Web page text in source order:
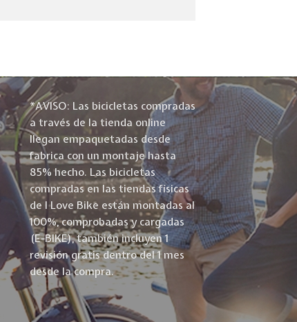
*AVISO: Las bicicletas compradas
a través de la tienda online
llegan empaquetadas desde
fabrica con un montaje hasta
85% hecho. Las bicicletas
compradas en las tiendas físicas
de I Love Bike están montadas al
100%, comprobadas y cargadas
(E-BIKE), también incluyen 1
revisión gratis dentro del 1 mes
desde la compra.